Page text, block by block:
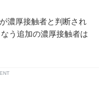
濃厚接触者と判断され
う追加の濃厚接触者は